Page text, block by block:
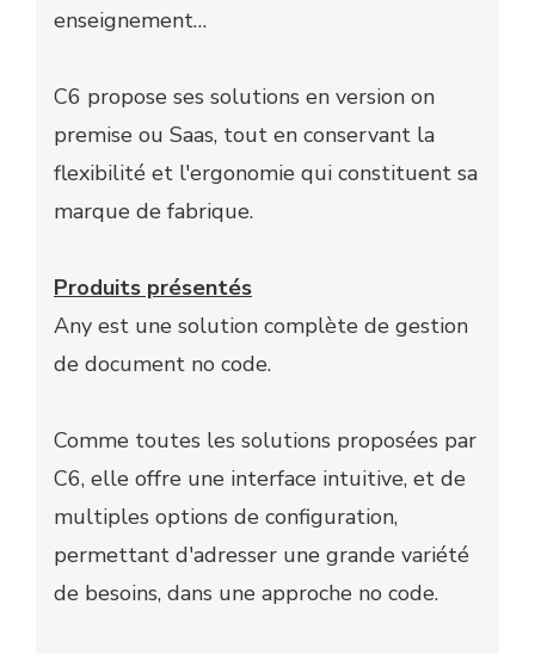
enseignement…
C6 propose ses solutions en version on
premise ou Saas, tout en conservant la
flexibilité et l'ergonomie qui constituent sa
marque de fabrique.
Produits présentés
Any est une solution complète de gestion
de document no code.
Comme toutes les solutions proposées par
C6, elle offre une interface intuitive, et de
multiples options de configuration,
permettant d'adresser une grande variété
de besoins, dans une approche no code.